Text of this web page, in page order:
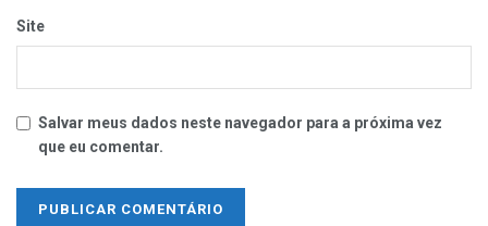
Site
Salvar meus dados neste navegador para a próxima vez
que eu comentar.